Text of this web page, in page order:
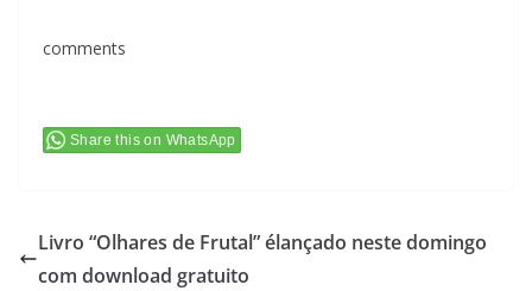
comments
Share this on WhatsApp
Livro “Olhares de Frutal” élançado neste domingo
com download gratuito